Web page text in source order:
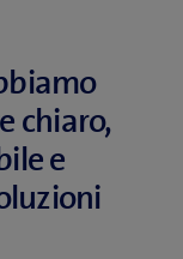
chiaro,
e